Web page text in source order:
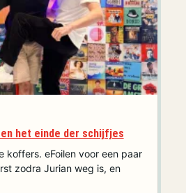
het einde der schijfjes
koffers. eFoilen voor een paar
zodra Jurian weg is, en